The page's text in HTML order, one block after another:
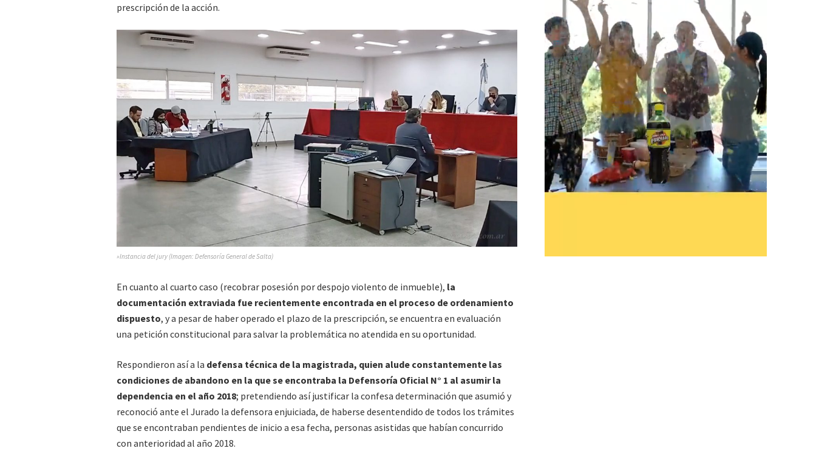
prescripción de la acción.
»Instancia del jury (Imagen: Defensoría General de Salta)
En cuanto al cuarto caso (recobrar posesión por despojo violento de inmueble), la
documentación extraviada fue recientemente encontrada en el proceso de ordenamiento
dispuesto, y a pesar de haber operado el plazo de la prescripción, se encuentra en evaluación
una petición constitucional para salvar la problemática no atendida en su oportunidad.
Respondieron así a la defensa técnica de la magistrada, quien alude constantemente las
condiciones de abandono en la que se encontraba la Defensoría Oficial N° 1 al asumir la
dependencia en el año 2018; pretendiendo así justificar la confesa determinación que asumió y
reconoció ante el Jurado la defensora enjuiciada, de haberse desentendido de todos los trámites
que se encontraban pendientes de inicio a esa fecha, personas asistidas que habían concurrido
con anterioridad al año 2018.